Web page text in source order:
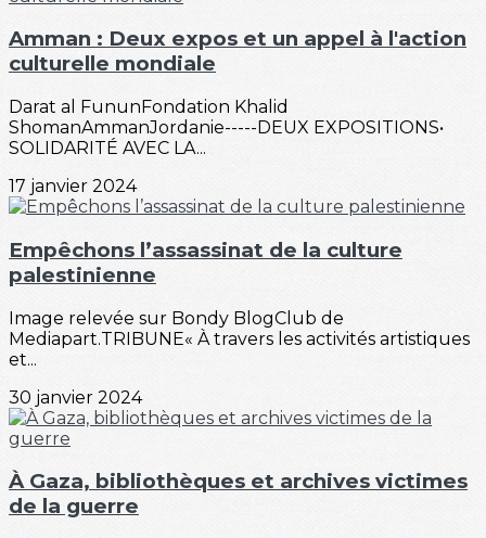
Amman : Deux expos et un appel à l'action
culturelle mondiale
Darat al FununFondation Khalid
ShomanAmmanJordanie-----DEUX EXPOSITIONS•
SOLIDARITÉ AVEC LA...
17 janvier 2024
Empêchons l’assassinat de la culture
palestinienne
Image relevée sur Bondy BlogClub de
Mediapart.TRIBUNE« À travers les activités artistiques
et...
30 janvier 2024
À Gaza, bibliothèques et archives victimes
de la guerre